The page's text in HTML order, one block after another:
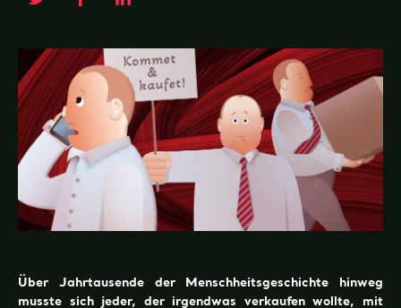
Über Jahrtausende der Menschheitsgeschichte hinweg
musste sich jeder, der irgendwas verkaufen wollte, mit